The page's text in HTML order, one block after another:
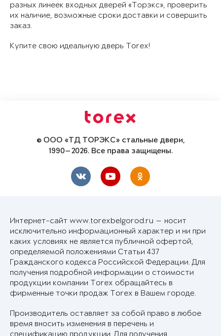
разных линеек входных дверей «Торэкс», проверить
их наличие, возможные сроки доставки и совершить
заказ.
Купите свою идеальную дверь Torex!
© ООО «ТД ТОРЭКС» стальные двери,
1990—2026. Все права защищены.
Интернет-сайт www.torexbelgorod.ru — носит
исключительно информационный характер и ни при
каких условиях не является публичной офертой,
определяемой положениями Статьи 437
Гражданского кодекса Российской Федерации. Для
получения подробной информации о стоимости
продукции компании Torex обращайтесь в
фирменные точки продаж Torex в Вашем городе.
Производитель оставляет за собой право в любое
время вносить изменения в перечень и
спецификацию продукции. Для получения